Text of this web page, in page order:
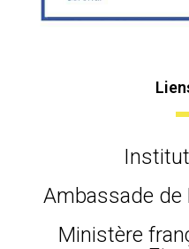
Ambassade de
Ministère